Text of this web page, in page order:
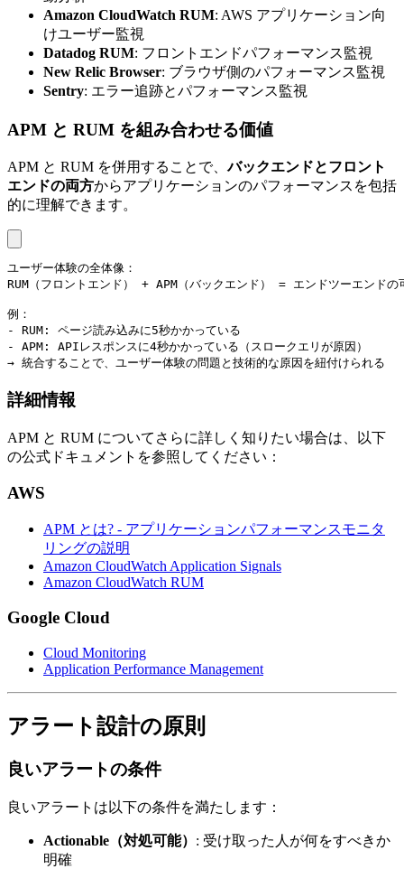
Amazon CloudWatch RUM: AWS アプリケーション向
けユーザー監視
Datadog RUM: フロントエンドパフォーマンス監視
New Relic Browser: ブラウザ側のパフォーマンス監視
Sentry: エラー追跡とパフォーマンス監視
APM と RUM を組み合わせる価値
APM と RUM を併用することで、バックエンドとフロント
エンドの両方からアプリケーションのパフォーマンスを包括
的に理解できます。
ユーザー体験の全体像：
RUM（フロントエンド） + APM（バックエンド） = エンドツーエンドの
例：
- RUM: ページ読み込みに5秒かかっている
- APM: APIレスポンスに4秒かかっている（スロークエリが原因）
→ 統合することで、ユーザー体験の問題と技術的な原因を紐付けられる
詳細情報
APM と RUM についてさらに詳しく知りたい場合は、以下
の公式ドキュメントを参照してください：
AWS
APM とは? - アプリケーションパフォーマンスモニタ
リングの説明
Amazon CloudWatch Application Signals
Amazon CloudWatch RUM
Google Cloud
Cloud Monitoring
Application Performance Management
アラート設計の原則
良いアラートの条件
良いアラートは以下の条件を満たします：
Actionable（対処可能） : 受け取った人が何をすべきか
明確